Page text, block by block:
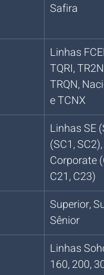
Safira
Linhas
TQRI,
TRQN,
e TCNX
Linhas SE
(SC1,
Corporate
C21, C23)
Superior,
Sênior
Linhas
160, 200,